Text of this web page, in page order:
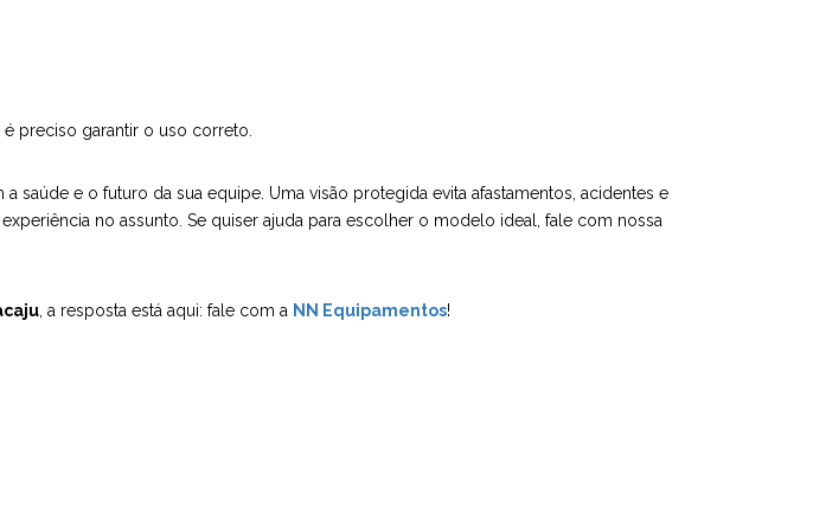
preciso garantir o uso correto.
saúde e o futuro da sua equipe. Uma visão protegida evita afastamentos, acidentes e
no assunto. Se quiser ajuda para escolher o modelo ideal, fale com nossa
, a resposta está aqui: fale com a NN Equipamentos!